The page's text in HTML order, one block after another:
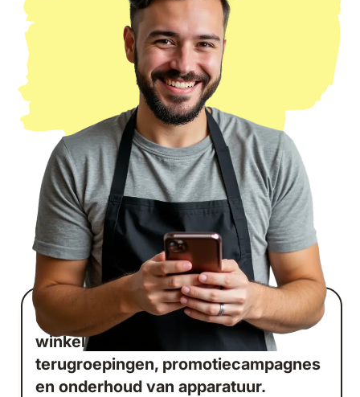
Coördineer dagelijkse checklists,
winkelinrichting, product
terugroepingen, promotiecampagnes
en onderhoud van apparatuur.